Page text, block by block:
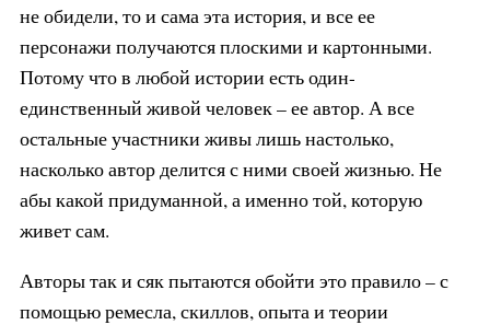
не обидели, то и сама эта история, и все ее
персонажи получаются плоскими и картонными.
Потому что в любой истории есть один-
единственный живой человек – ее автор. А все
остальные участники живы лишь настолько,
насколько автор делится с ними своей жизнью. Не
абы какой придуманной, а именно той, которую
живет сам.
Авторы так и сяк пытаются обойти это правило – с
помощью ремесла, скиллов, опыта и теории